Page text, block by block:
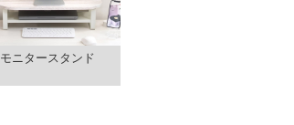
モニタースタンド